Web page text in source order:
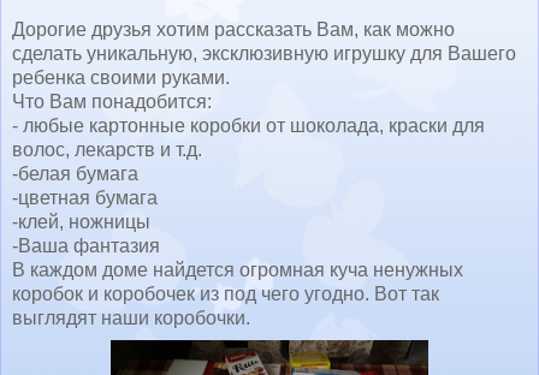
Дорогие друзья хотим рассказать Вам, как можно
сделать уникальную, эксклюзивную игрушку для Вашего
ребенка своими руками.
Что Вам понадобится:
- любые картонные коробки от шоколада, краски для
волос, лекарств и т.д.
-белая бумага
-цветная бумага
-клей, ножницы
-Ваша фантазия
В каждом доме найдется огромная куча ненужных
коробок и коробочек из под чего угодно. Вот так
выглядят наши коробочки.